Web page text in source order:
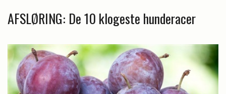
AFSLØRING: De 10 klogeste hunderacer